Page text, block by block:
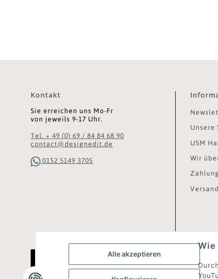
Alle akzeptieren
Wie
Kontakt
Sie erreichen uns Mo-Fr
von jeweils 9-17 Uhr.
Tel. + 49 (0) 69 / 84 84 68 90
contact@designedit.de
0152 5149 3705
Unsere
USM
Wir